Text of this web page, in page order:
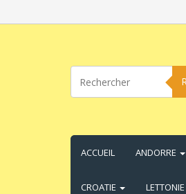
ACCUEIL ANDORRE
CROATIE LETTONIE